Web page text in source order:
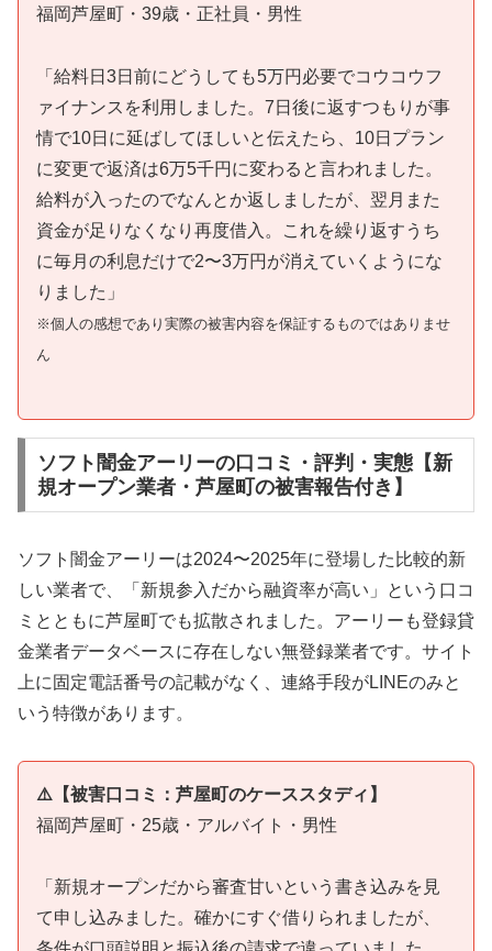
福岡芦屋町・39歳・正社員・男性
「給料日3日前にどうしても5万円必要でコウコウフ
ァイナンスを利用しました。7日後に返すつもりが事
情で10日に延ばしてほしいと伝えたら、10日プラン
に変更で返済は6万5千円に変わると言われました。
給料が入ったのでなんとか返しましたが、翌月また
資金が足りなくなり再度借入。これを繰り返すうち
に毎月の利息だけで2〜3万円が消えていくようにな
りました」
※個人の感想であり実際の被害内容を保証するものではありませ
ん
ソフト闇金アーリーの口コミ・評判・実態【新
規オープン業者・芦屋町の被害報告付き】
ソフト闇金アーリーは2024〜2025年に登場した比較的新
しい業者で、「新規参入だから融資率が高い」という口コ
ミとともに芦屋町でも拡散されました。アーリーも登録貸
金業者データベースに存在しない無登録業者です。サイト
上に固定電話番号の記載がなく、連絡手段がLINEのみと
いう特徴があります。
⚠️【被害口コミ：芦屋町のケーススタディ】
福岡芦屋町・25歳・アルバイト・男性
「新規オープンだから審査甘いという書き込みを見
て申し込みました。確かにすぐ借りられましたが、